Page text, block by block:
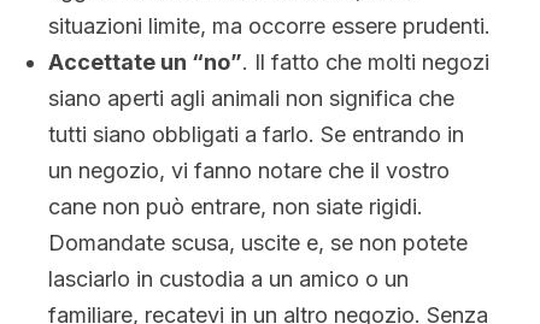
situazioni limite, ma occorre essere prudenti.
Accettate un “no”. Il fatto che molti negozi
siano aperti agli animali non significa che
tutti siano obbligati a farlo. Se entrando in
un negozio, vi fanno notare che il vostro
cane non può entrare, non siate rigidi.
Domandate scusa, uscite e, se non potete
lasciarlo in custodia a un amico o un
familiare, recatevi in un altro negozio. Senza